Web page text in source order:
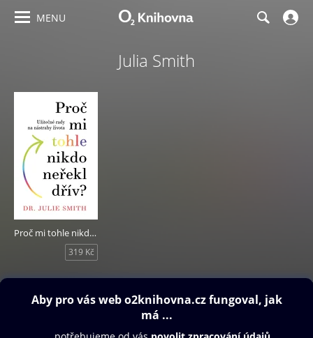
MENU
Julia Smith
Proč mi tohle nikdo neřekl dřív?
319 Kč
Obsah ke stažení